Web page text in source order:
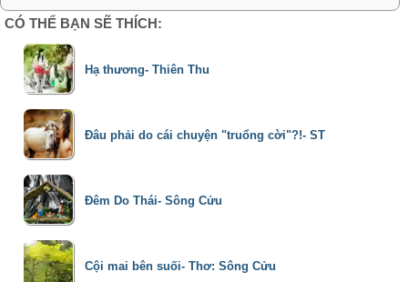
0 Comment:
CÓ THỂ BẠN SẼ THÍCH:
Hạ thương- Thiên Thu
Đâu phải do cái chuyện "truổng cời"?!- ST
Đêm Do Thái- Sông Cửu
Cội mai bên suối- Thơ: Sông Cửu